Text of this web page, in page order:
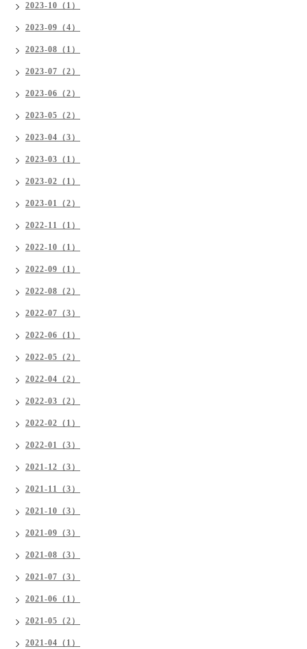
2023-10（1）
2023-09（4）
2023-08（1）
2023-07（2）
2023-06（2）
2023-05（2）
2023-04（3）
2023-03（1）
2023-02（1）
2023-01（2）
2022-11（1）
2022-10（1）
2022-09（1）
2022-08（2）
2022-07（3）
2022-06（1）
2022-05（2）
2022-04（2）
2022-03（2）
2022-02（1）
2022-01（3）
2021-12（3）
2021-11（3）
2021-10（3）
2021-09（3）
2021-08（3）
2021-07（3）
2021-06（1）
2021-05（2）
2021-04（1）